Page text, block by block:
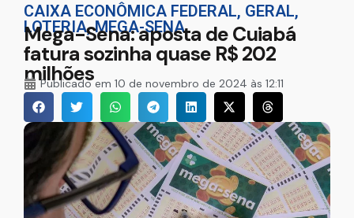
CAIXA ECONÔMICA FEDERAL, GERAL,
LOTERIA,MEGA-SENA
Mega-Sena: aposta de Cuiabá
fatura sozinha quase R$ 202
milhões
Publicado em 10 de novembro de 2024 às 12:11